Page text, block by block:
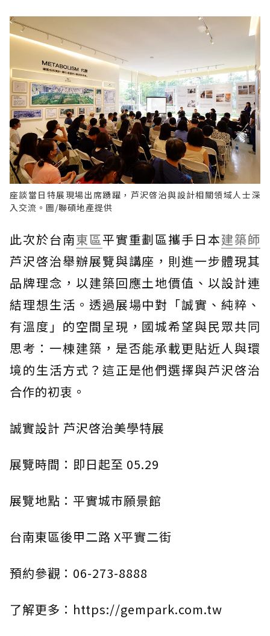
座談當日特展現場出席踴躍，芦沢啓治與設計相關領域人士深
入交流。圖/聯碩地產提供
此次於台南東區平實重劃區攜手日本建築師
芦沢啓治舉辦展覽與講座，則進一步體現其
品牌理念，以建築回應土地價值、以設計連
結理想生活。透過展場中對「誠實、純粹、
有溫度」的空間呈現，國城希望與民眾共同
思考：一棟建築，是否能承載更貼近人與環
境的生活方式？這正是他們選擇與芦沢啓治
合作的初衷。
誠實設計 芦沢啓治美學特展
展覽時間：即日起至 05.29
展覽地點：平實城市願景館
台南東區後甲二路 X平實二街
預約參觀：06-273-8888
了解更多：https://gempark.com.tw